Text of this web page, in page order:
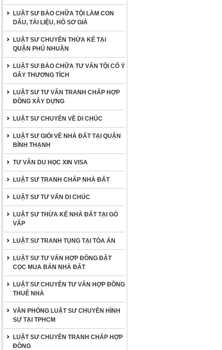
LUẬT SƯ BÀO CHỮA TỘI LÀM CON
DẤU, TÀI LIỆU, HỒ SƠ GIẢ
LUẬT SƯ CHUYÊN THỪA KẾ TẠI
QUẬN PHÚ NHUẬN
LUẬT SƯ BÀO CHỮA TƯ VẤN TỘI CỐ Ý
GÂY THƯƠNG TÍCH
LUẬT SƯ TƯ VẤN TRANH CHẤP HỢP
ĐỒNG XÂY DỰNG
LUẬT SƯ CHUYÊN VỀ DI CHÚC
LUẬT SƯ GIỎI VỀ NHÀ ĐẤT TẠI QUẬN
BÌNH THẠNH
TƯ VẤN DU HỌC XIN VISA
LUẬT SƯ TRANH CHẤP NHÀ ĐẤT
LUẬT SƯ TƯ VẤN DI CHÚC
LUẬT SƯ THỪA KẾ NHÀ ĐẤT TẠI GÒ
VẤP
LUẬT SƯ TRANH TỤNG TẠI TÒA ÁN
LUẬT SƯ TƯ VẤN HỢP ĐỒNG ĐẶT
CỌC MUA BÁN NHÀ ĐẤT
LUẬT SƯ CHUYÊN TƯ VẤN HỢP ĐỒNG
THUÊ NHÀ
VĂN PHÒNG LUẬT SƯ CHUYÊN HÌNH
SỰ TẠI TPHCM
LUẬT SƯ CHUYÊN TRANH CHẤP HỢP
ĐỒNG